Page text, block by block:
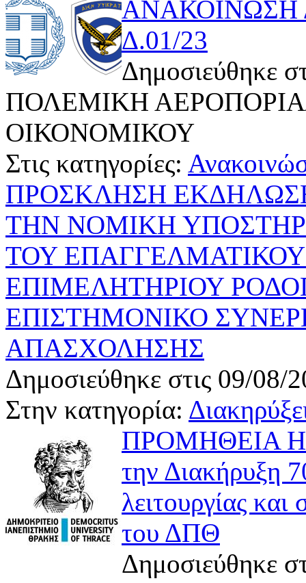
ΑΝΑΚΟΙΝΩΣΗ
Δ.01/23
Δημοσιεύθηκε
ΠΟΛΕΜΙΚΗ
ΟΙΚΟΝΟΜΙΚΟΥ
Στις κατηγορίες:
ΠΡΟΣΚΛΗΣΗ
ΤΗΝ ΝΟΜΙΚΗ
ΤΟΥ
ΕΠΙΜΕΛΗΤΗΡΙΟΥ
ΕΠΙΣΤΗΜΟΝΙΚΟ
ΑΠΑΣΧΟΛΗΣΗΣ
Δημοσιεύθηκε στις 09/08/
Στην κατηγορία:
ΠΡΟΜΗΘΕΙΑ
την Διακήρυξη
λειτουργίας
του ΔΠΘ
Δημοσιεύθηκε